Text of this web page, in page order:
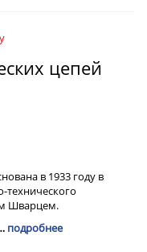
цепей
в 1933 году в
Шварцем.
подробнее